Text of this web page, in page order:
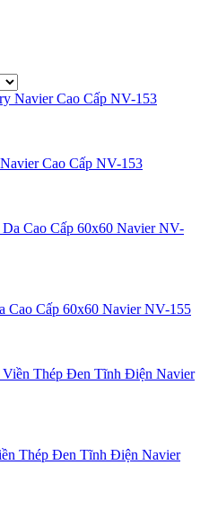
Cao Cấp NV-153
Cao Cấp 60x60 Navier NV-155
Thép Đen Tĩnh Điện Navier